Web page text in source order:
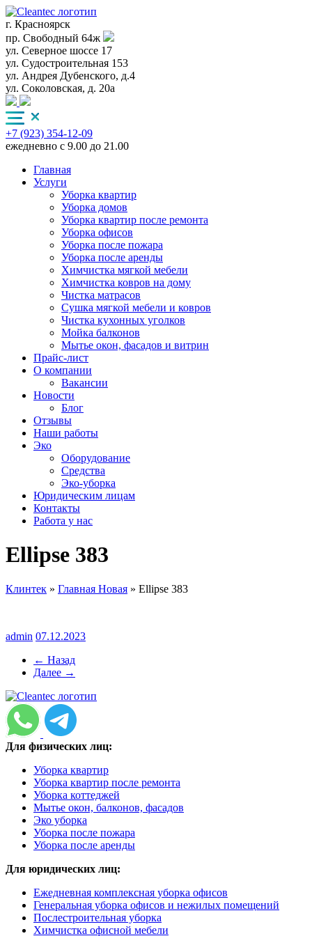
г. Красноярск
пр. Свободный 64ж
ул. Северное шоссе 17
ул. Судостроительная 153
ул. Андрея Дубенского, д.4
ул. Соколовская, д. 20а
+7 (923) 354-12-09
ежедневно с 9.00 до 21.00
Главная
Услуги
Уборка квартир
Уборка домов
Уборка квартир после ремонта
Уборка офисов
Уборка после пожара
Уборка после аренды
Химчистка мягкой мебели
Химчистка ковров на дому
Чистка матрасов
Сушка мягкой мебели и ковров
Чистка кухонных уголков
Мойка балконов
Мытье окон, фасадов и витрин
Прайс-лист
О компании
Вакансии
Новости
Блог
Отзывы
Наши работы
Эко
Оборудование
Средства
Эко-уборка
Юридическим лицам
Контакты
Работа у нас
Ellipse 383
Клинтек » Главная Новая » Ellipse 383
admin 07.12.2023
← Назад
Далее →
Для физических лиц:
Уборка квартир
Уборка квартир после ремонта
Уборка коттеджей
Мытье окон, балконов, фасадов
Эко уборка
Уборка после пожара
Уборка после аренды
Для юридических лиц:
Ежедневная комплексная уборка офисов
Генеральная уборка офисов и нежилых помещений
Послестроительная уборка
Химчистка офисной мебели